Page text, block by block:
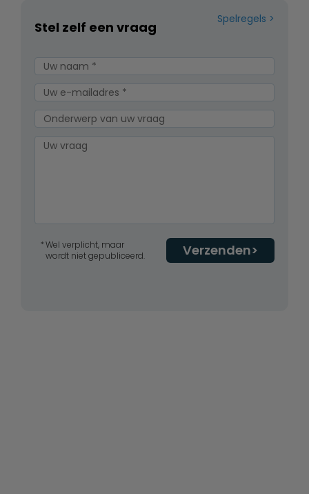
Spelregels
Stel zelf een vraag
Verzenden
Wel verplicht, maar
wordt niet gepubliceerd.